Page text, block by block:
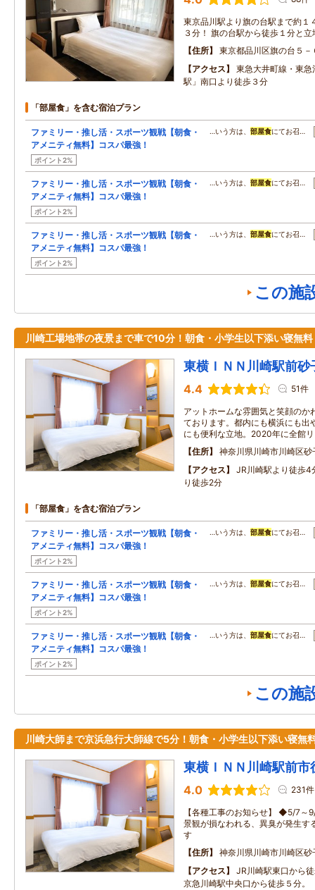
東京品川駅より旗の台駅まで約１
３分！ 旗の台駅から徒歩１分と
住所
東京都品川区旗の台５－
アクセス
東急大井町線・東
駅」南口より徒歩３分
「部屋食」を含む宿泊プラン
ファミリー・推し活・スポーツ観戦【朝食・
アメニティ無料】コスパ最強！
ポイント2%
…いう方は、 部屋食にてお召…
ファミリー・推し活・スポーツ観戦【朝食・
アメニティ無料】コスパ最強！
ポイント2%
…いう方は、 部屋食にてお召…
ファミリー・推し活・スポーツ観戦【朝食・
アメニティ無料】コスパ最強！
ポイント2%
…いう方は、 部屋食にてお召…
この施
川崎工場地帯の夜景まで車で10分！朝食・小学生以下添い寝無料
東横ＩＮＮ川崎駅前砂
4.4 51件
アットホームな雰囲気と笑顔のか
ております。都内にも横浜にも出
にも便利な立地。2020年に全館
住所
神奈川県川崎市川崎区
アクセス
JR川崎駅より徒歩4
り徒歩2分
「部屋食」を含む宿泊プラン
ファミリー・推し活・スポーツ観戦【朝食・
アメニティ無料】コスパ最強！
ポイント2%
…いう方は、 部屋食にてお召…
ファミリー・推し活・スポーツ観戦【朝食・
アメニティ無料】コスパ最強！
ポイント2%
…いう方は、 部屋食にてお召…
ファミリー・推し活・スポーツ観戦【朝食・
アメニティ無料】コスパ最強！
ポイント2%
…いう方は、 部屋食にてお召…
この施
川崎大師まで京浜急行大師線で5分！朝食・小学生以下添い寝無
東横ＩＮＮ川崎駅前市
4.0 231件
【各種工事のお知らせ】 ◆5/7～
景観が損なわれる、異臭が発生す
す
住所
神奈川県川崎市川崎区
アクセス
JR川崎駅東口から
京急川崎駅中央口から徒歩５分。